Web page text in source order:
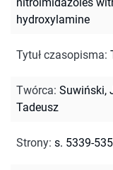
hydroxylamine
Tytuł czasopisma:
Twórca: Suwiński,
Tadeusz
Strony: s. 5339-